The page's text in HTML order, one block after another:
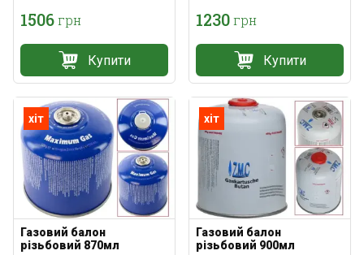
1506грн
Купити
1230грн
Купити
хіт
Газовий балон
різьбовий 870мл
хіт
Газовий балон
різьбовий 900мл